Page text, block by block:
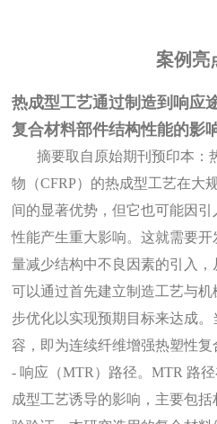
案例亮
热成型工艺通过制造到响应
复合材料部件结构性能的影
摘要取自原始期刊预印本：
物（CFRP）的热成型工艺在大
间的显著优势，但它也可能因
性能产生重大影响。这就需要
量减少结构中不良因素的引入
可以通过首先建立制造工艺与
步优化以实现预期目标来达成
容，即为连续纤维增强热塑性
- 响应（MTR）路径。MTR 路
成型工艺诱导的影响，主要包